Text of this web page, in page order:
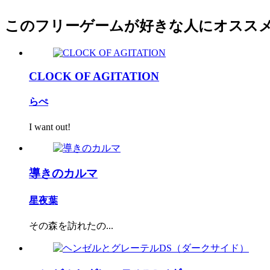
このフリーゲームが好きな人にオスス
CLOCK OF AGITATION
らぺ
I want out!
導きのカルマ
星夜葉
その森を訪れたの...